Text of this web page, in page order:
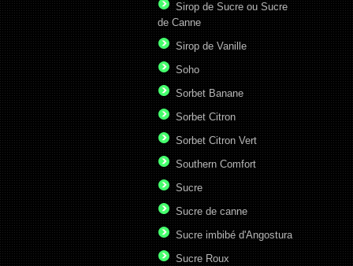
Sirop de Sucre ou Sucre
de Canne
Sirop de Vanille
Soho
Sorbet Banane
Sorbet Citron
Sorbet Citron Vert
Southern Comfort
Sucre
Sucre de canne
Sucre imbibé d'Angostura
Sucre Roux